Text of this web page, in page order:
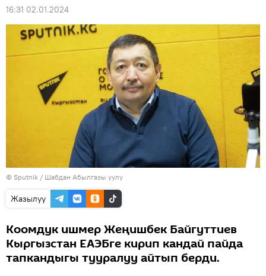
16:31 02.01.2024
© Sputnik / Шабдан Абылгазы уулу
Жазылуу
Коомдук ишмер Жеңишбек Байгуттиев
Кыргызстан ЕАЭБге кирип кандай пайда
тапкандыгы тууралуу айтып берди.